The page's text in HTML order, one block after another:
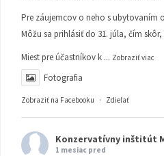
Pre záujemcov o neho s ubytovaním
Môžu sa prihlásiť do 31. júla, čím skôr,
Miest pre účastníkov k ... Zobraziť viac
Fotografia
Zobraziť na Facebooku · Zdieľať
Konzervatívny inštitút
1 mesiac pred